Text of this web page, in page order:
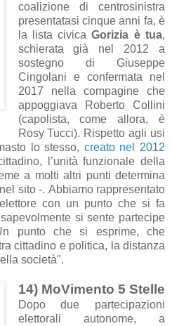
coalizione di centrosinistra
presentatasi cinque anni fa, è
la lista civicaGorizia è tua,
schierata già nel 2012 a
sostegno di Giuseppe
Cingolani e confermata nel
2017 nella compagine che
appoggiava Roberto Collini
(capolista, come allora, è
Rosy Tucci). Rispetto agli usi
lo stesso, creato nel 2012
l’unità funzionale della
a molti altri punti determina
sito -. Abbiamo rappresentato
con un punto che si fa
si sente partecipe
punto che si esprime, che
cittadino e politica, la distanza
società".
14) MoVimento 5 Stelle
Dopo due partecipazioni
elettorali autonome, a